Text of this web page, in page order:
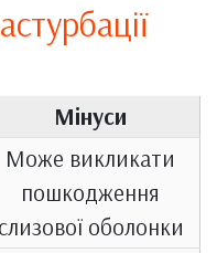
Мінуси
Може викликати
пошкодження
слизової оболонки